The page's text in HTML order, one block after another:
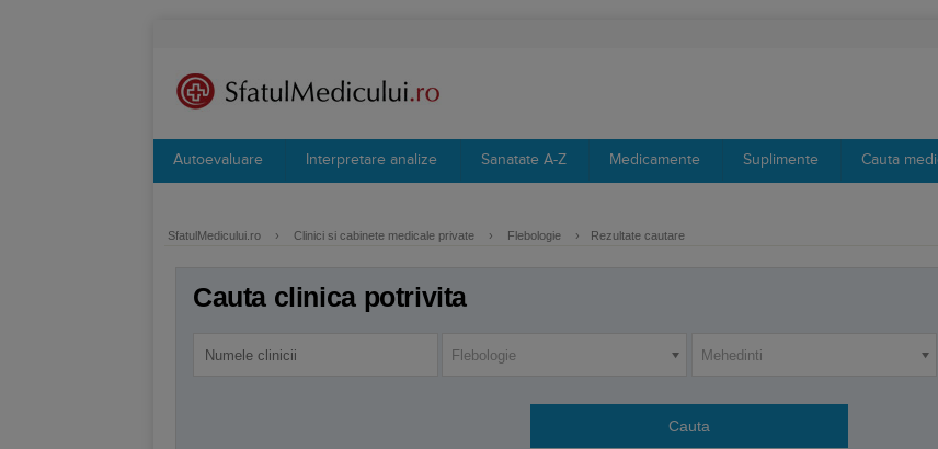
Autoevaluare Interpretare analize Sanatate A-Z Medicamente Suplimente Cauta
SfatulMedicului.ro › Clinici si cabinete medicale private › Flebologie › Rezultate cautare
Cauta clinica potrivita
Flebologie Mehedinti